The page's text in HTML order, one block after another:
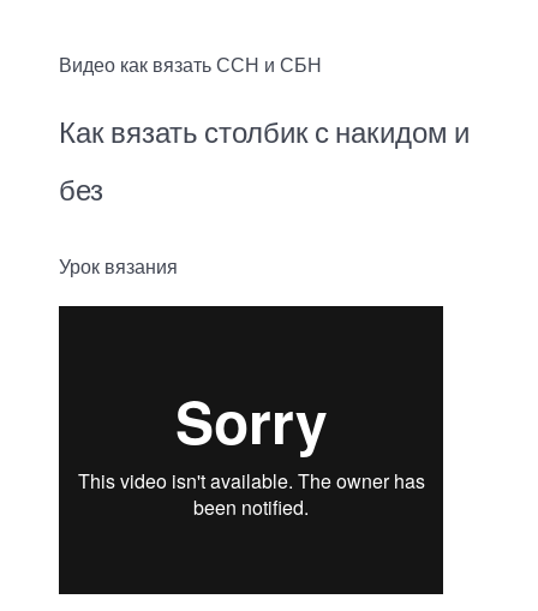
Видео как вязать ССН и СБН
Как вязать столбик с накидом и
без
Урок вязания